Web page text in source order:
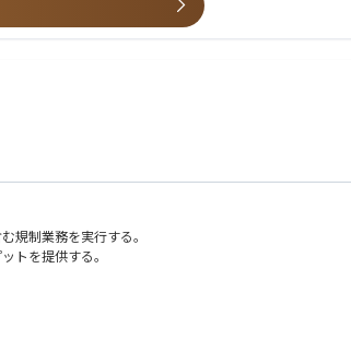
規制業務を実行する。
トを提供する。